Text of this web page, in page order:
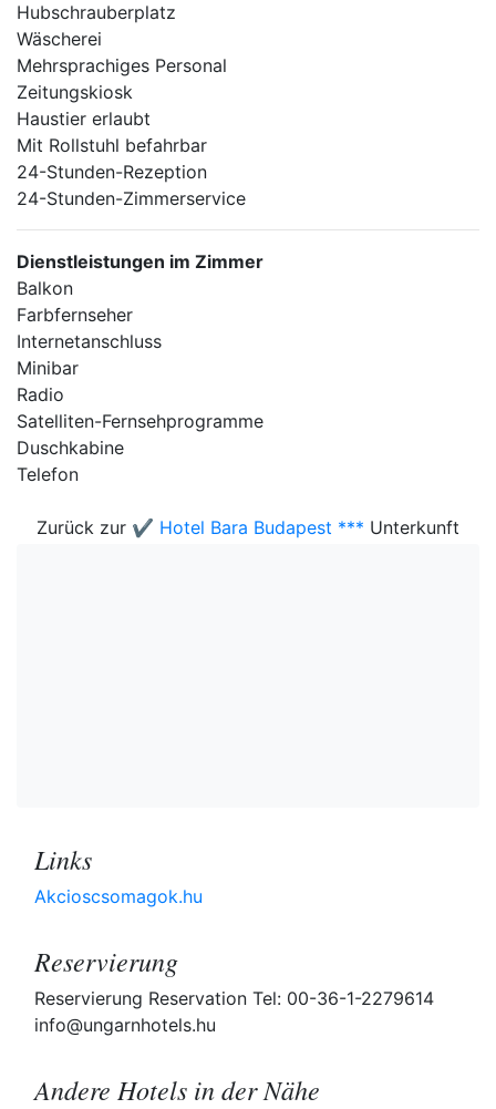
Hubschrauberplatz
Wäscherei
Mehrsprachiges Personal
Zeitungskiosk
Haustier erlaubt
Mit Rollstuhl befahrbar
24-Stunden-Rezeption
24-Stunden-Zimmerservice
Dienstleistungen im Zimmer
Balkon
Farbfernseher
Internetanschluss
Minibar
Radio
Satelliten-Fernsehprogramme
Duschkabine
Telefon
Zurück zur ✔️ Hotel Bara Budapest *** Unterkunft
Links
Akcioscsomagok.hu
Reservierung
Reservierung Reservation Tel: 00-36-1-2279614
info@ungarnhotels.hu
Andere Hotels in der Nähe